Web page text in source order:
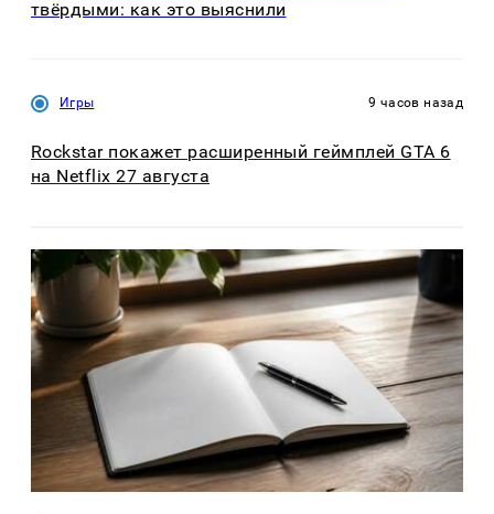
твёрдыми: как это выяснили
Игры 9 часов назад
Rockstar покажет расширенный геймплей GTA 6
на Netflix 27 августа